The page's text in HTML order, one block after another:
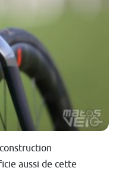
aussi de cette